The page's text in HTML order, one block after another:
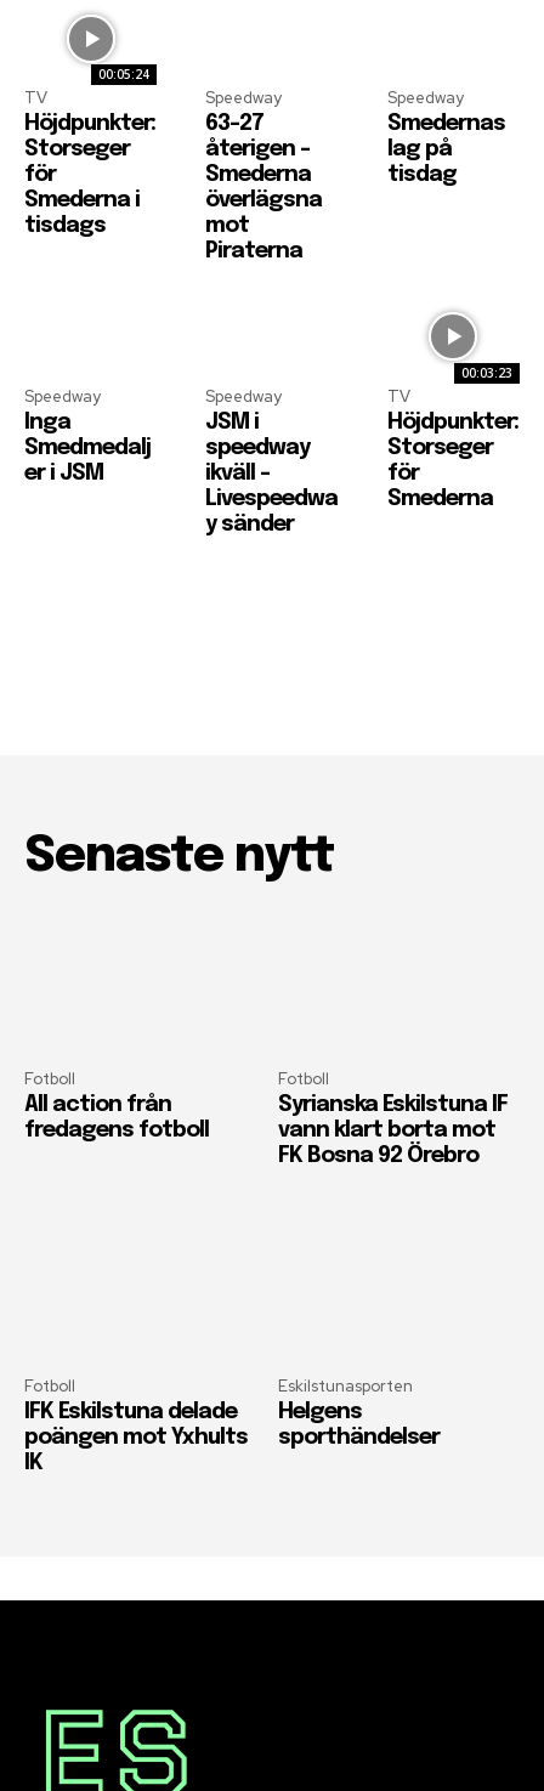
00:05:24
TV
Höjdpunkter:
Storseger
för
Smederna i
tisdags
Speedway
63-27
återigen –
Smederna
överlägsna
mot
Piraterna
Speedway
Smedernas
lag på
tisdag
Speedway
Inga
Smedmedalj
er i JSM
Speedway
JSM i
speedway
ikväll –
Livespeedwa
y sänder
00:03:23
TV
Höjdpunkter:
Storseger
för
Smederna
Senaste nytt
Fotboll
All action från
fredagens fotboll
Fotboll
Syrianska Eskilstuna IF
vann klart borta mot
FK Bosna 92 Örebro
Fotboll
IFK Eskilstuna delade
poängen mot Yxhults
IK
Eskilstunasporten
Helgens
sporthändelser